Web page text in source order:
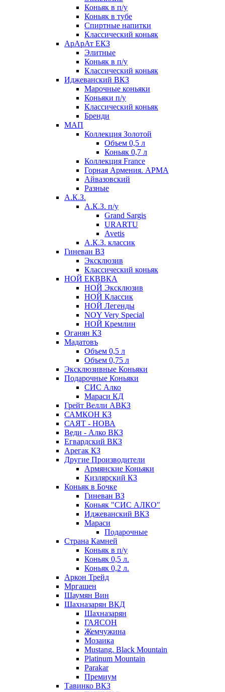
Коньяк в п/у
Коньяк в тубе
Спиртные напитки
Классический коньяк
АрАрАт ЕКЗ
Элитные
Коньяк в п/у
Классический коньяк
Иджеванский ВКЗ
Марочные коньяки
Коньяки п/у
Классический коньяк
Бренди
МАП
Коллекция Золотой
Объем 0,5 л
Коньяк 0,7 л
Коллекция France
Горная Армения. АРМА
Айвазовский
Разные
А.К.З.
А.К.З. п/у
Grand Sargis
URARTU
Avetis
А.К.З. классик
Гиневан ВЗ
Эксклюзив
Классический коньяк
НОЙ ЕКВВКА
НОЙ Эксклюзив
НОЙ Классик
НОЙ Легенды
NOY Very Speсial
НОЙ Кремлин
Оганян КЗ
Мадатовъ
Объем 0,5 л
Объем 0,75 л
Эксклюзивные Коньяки
Подарочные Коньяки
СИС Алко
Мараси КД
Грейт Велли АВКЗ
САМКОН КЗ
САЯТ - НОВА
Веди - Алко ВКЗ
Егвардский ВКЗ
Арегак КЗ
Другие Производители
Армянские Коньяки
Кизлярский КЗ
Коньяк в Бочке
Гиневан ВЗ
Коньяк "СИС АЛКО"
Иджеванский ВКЗ
Мараси
Подарочные
Страна Камней
Коньяк в п/у
Коньяк 0,5 л.
Коньяк 0,2 л.
Аркон Трейд
Мргашен
Шаумян Вин
Шахназарян ВКД
Шахназарян
ГАЯСОН
Жемчужина
Мозаика
Mustang. Black Mountain
Platinum Mountain
Parakar
Премиум
Тавинко ВКЗ